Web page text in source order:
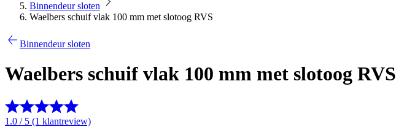
Binnendeur sloten
Waelbers schuif vlak 100 mm met slotoog RVS
Binnendeur sloten
Waelbers schuif vlak 100 mm met slotoog RVS
1.0 / 5 (1 klantreview)